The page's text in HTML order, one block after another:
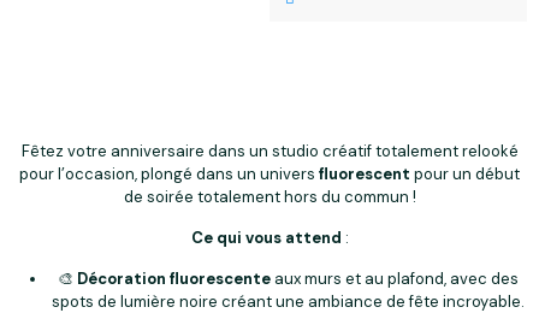
Fêtez votre anniversaire dans un studio créatif totalement relooké
pour l’occasion, plongé dans un univers fluorescent pour un début
de soirée totalement hors du commun !
Ce qui vous attend :
🎨 Décoration fluorescenteaux murs et au plafond, avec des
spots de lumière noire créant une ambiance de fête incroyable.